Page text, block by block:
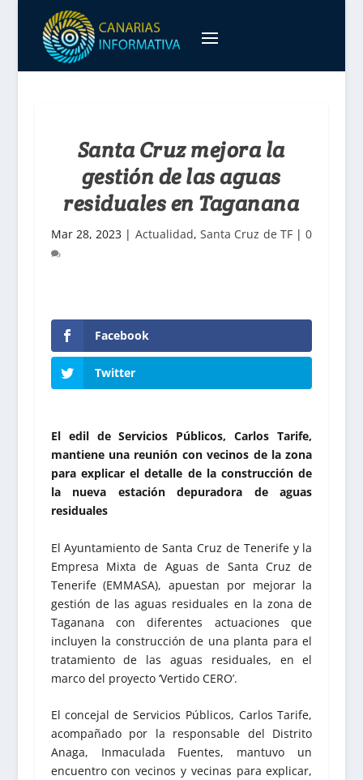
Santa Cruz mejora la
gestión de las aguas
residuales en Taganana
Mar 28, 2023 | Actualidad,Santa Cruz de TF|0
Facebook
Twitter
El edil de Servicios Públicos, Carlos Tarife,
mantiene una reunión con vecinos de la zona
para explicar el detalle de la construcción de
la nueva estación depuradora de aguas
residuales
El Ayuntamiento de Santa Cruz de Tenerife y la
Empresa Mixta de Aguas de Santa Cruz de
Tenerife (EMMASA), apuestan por mejorar la
gestión de las aguas residuales en la zona de
Taganana con diferentes actuaciones que
incluyen la construcción de una planta para el
tratamiento de las aguas residuales, en el
marco del proyecto ‘Vertido CERO’.
El concejal de Servicios Públicos, Carlos Tarife,
acompañado por la responsable del Distrito
Anaga, Inmaculada Fuentes, mantuvo un
encuentro con vecinos y vecinas para explicar,